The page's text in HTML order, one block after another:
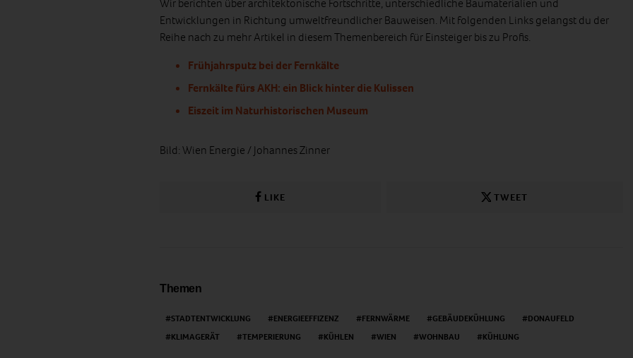
Entwicklungen in Richtung umweltfreundlicher Bauweisen. Mit folgenden Links gelangst du der
Reihe nach zu mehr Artikel in diesem Themenbereich für Einsteiger bis zu Profis.
Frühjahrsputz bei der Fernkälte
Fernkälte fürs AKH: ein Blick hinter die Kulissen
Eiszeit im Naturhistorischen Museum
Bild: Wien Energie / Johannes Zinner
LIKE TWEET
Themen
STADTENTWICKLUNG ENERGIEEFFIZENZ FERNWÄRME GEBÄUDEKÜHLUNG
DONAUFELD
KLIMAGERÄT
TEMPERIERUNG KÜHLEN WIEN WOHNBAU KÜHLUNG